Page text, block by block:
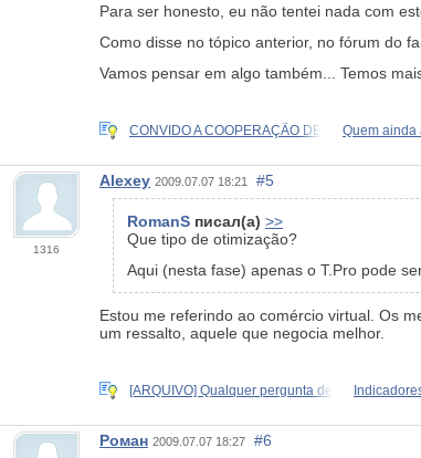
Para ser honesto, eu não tentei nada com
Como disse no tópico anterior, no fórum do
Vamos pensar em algo também... Temos
CONVIDO A COOPERAÇÃO DE Quem ainda
1316
Alexey 2009.07.07 18:21 #5
RomanS писал(а) >>
Que tipo de otimização?
Aqui (nesta fase) apenas o T.Pro pode
Estou me referindo ao comércio virtual. Os
um ressalto, aquele que negocia melhor.
[ARQUIVO] Qualquer pergunta de
Роман 2009.07.07 18:27 #6